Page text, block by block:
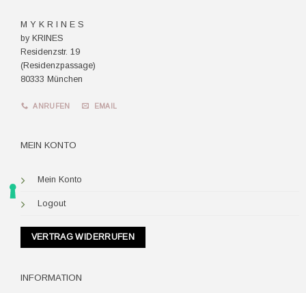
M Y K R I N E S
by KRINES
Residenzstr. 19
(Residenzpassage)
80333 München
ANRUFEN EMAIL
MEIN KONTO
Mein Konto
Logout
VERTRAG WIDERRUFEN
INFORMATION